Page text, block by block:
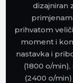
dizajniran
prihvatom
moment i
nastavka i
(1800 o/
(2400 o/